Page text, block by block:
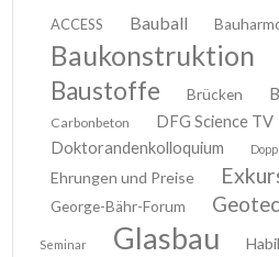
ACCESS Bauball
Baukonstruktion
Baustoffe Brücken
Carbonbeton
DFG Science TV
Doktorandenkolloquium
Ehrungen und Preise
George-Bähr-Forum
Seminar Glasbau